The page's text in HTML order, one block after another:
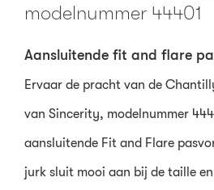
modelnummer 44401
Aansluitende fit and flare
Ervaar de pracht van de
van Sincerity, modelnummer
aansluitende Fit and Flare
jurk sluit mooi aan bij de taille